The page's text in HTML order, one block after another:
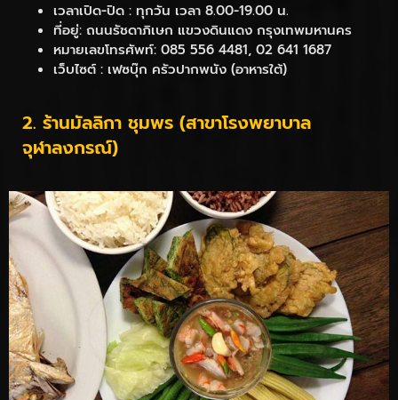
เวลาเปิด-ปิด : ทุกวัน เวลา 8.00-19.00 น.
ที่อยู่: ถนนรัชดาภิเษก แขวงดินแดง กรุงเทพมหานคร
หมายเลขโทรศัพท์: 085 556 4481, 02 641 1687
เว็บไซต์ : เฟซบุ๊ก ครัวปากพนัง (อาหารใต้)
2. ร้านมัลลิกา ชุมพร (สาขาโรงพยาบาล
จุฬาลงกรณ์)